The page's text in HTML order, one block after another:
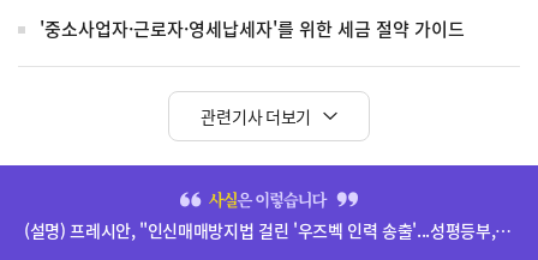
'중소사업자·근로자·영세납세자'를 위한 세금 절약 가이드
관련기사 더보기
(설명) 프레시안, "인신매매방지법 걸린 '우즈벡 인력 송출'...성평등부,노동·법무부에 개선 요청" 관련